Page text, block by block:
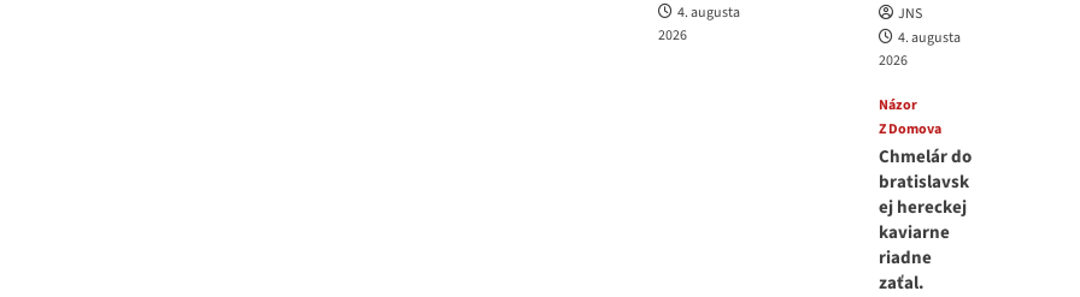
4. augusta
2026
JNS
4. augusta
2026
Názor
Z Domova
Chmelár do
bratislavsk
ej hereckej
kaviarne
riadne
zaťal.